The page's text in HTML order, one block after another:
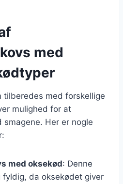
med
tilberedes med forskellige
mulighed for at
smagene. Her er nogle
med oksekød: Denne
fyldig, da oksekødet giver